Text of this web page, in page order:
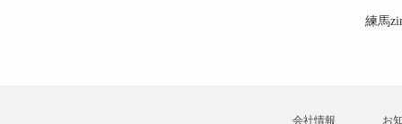
練馬
会社情報 お